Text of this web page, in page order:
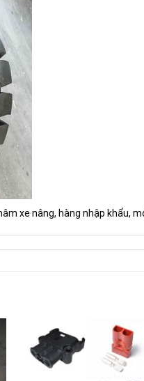
xe nâng, hàng nhập khẩu,